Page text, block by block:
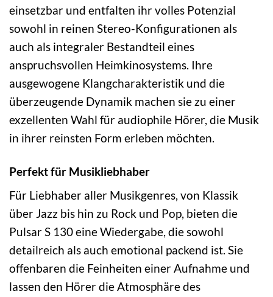
einsetzbar und entfalten ihr volles Potenzial
sowohl in reinen Stereo-Konfigurationen als
auch als integraler Bestandteil eines
anspruchsvollen Heimkinosystems. Ihre
ausgewogene Klangcharakteristik und die
überzeugende Dynamik machen sie zu einer
exzellenten Wahl für audiophile Hörer, die Musik
in ihrer reinsten Form erleben möchten.
Perfekt für Musikliebhaber
Für Liebhaber aller Musikgenres, von Klassik
über Jazz bis hin zu Rock und Pop, bieten die
Pulsar S 130 eine Wiedergabe, die sowohl
detailreich als auch emotional packend ist. Sie
offenbaren die Feinheiten einer Aufnahme und
lassen den Hörer die Atmosphäre des